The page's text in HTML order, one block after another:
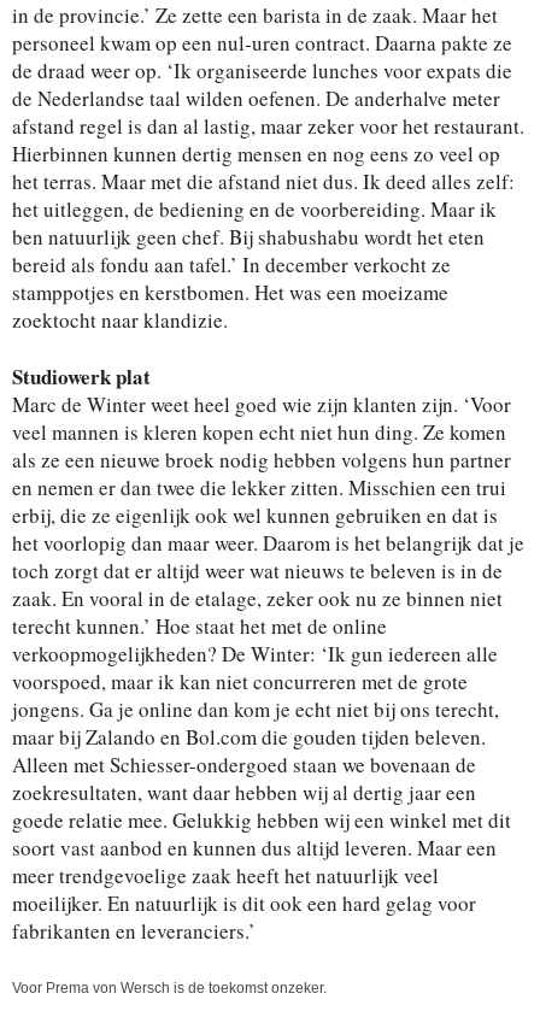
in de provincie.’ Ze zette een barista in de zaak. Maar het
personeel kwam op een nul-uren contract. Daarna pakte ze
de draad weer op. ‘Ik organiseerde lunches voor expats die
de Nederlandse taal wilden oefenen. De anderhalve meter
afstand regel is dan al lastig, maar zeker voor het restaurant.
Hierbinnen kunnen dertig mensen en nog eens zo veel op
het terras. Maar met die afstand niet dus. Ik deed alles zelf:
het uitleggen, de bediening en de voorbereiding. Maar ik
ben natuurlijk geen chef. Bij shabushabu wordt het eten
bereid als fondu aan tafel.’ In december verkocht ze
stamppotjes en kerstbomen. Het was een moeizame
zoektocht naar klandizie.
Studiowerk plat
Marc de Winter weet heel goed wie zijn klanten zijn. ‘Voor
veel mannen is kleren kopen echt niet hun ding. Ze komen
als ze een nieuwe broek nodig hebben volgens hun partner
en nemen er dan twee die lekker zitten. Misschien een trui
erbij, die ze eigenlijk ook wel kunnen gebruiken en dat is
het voorlopig dan maar weer. Daarom is het belangrijk dat je
toch zorgt dat er altijd weer wat nieuws te beleven is in de
zaak. En vooral in de etalage, zeker ook nu ze binnen niet
terecht kunnen.’ Hoe staat het met de online
verkoopmogelijkheden? De Winter: ‘Ik gun iedereen alle
voorspoed, maar ik kan niet concurreren met de grote
jongens. Ga je online dan kom je echt niet bij ons terecht,
maar bij Zalando en Bol.com die gouden tijden beleven.
Alleen met Schiesser-ondergoed staan we bovenaan de
zoekresultaten, want daar hebben wij al dertig jaar een
goede relatie mee. Gelukkig hebben wij een winkel met dit
soort vast aanbod en kunnen dus altijd leveren. Maar een
meer trendgevoelige zaak heeft het natuurlijk veel
moeilijker. En natuurlijk is dit ook een hard gelag voor
fabrikanten en leveranciers.’
Voor Prema von Wersch is de toekomst onzeker.